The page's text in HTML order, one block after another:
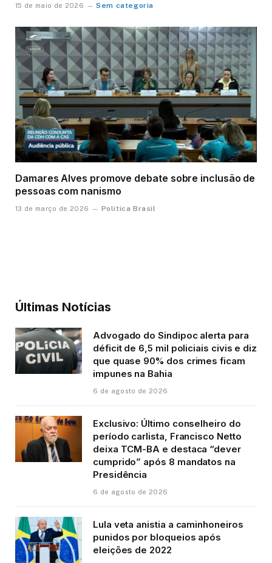
15 de maio de 2026 Sem categoria
Damares Alves promove debate sobre inclusão de
pessoas com nanismo
13 de março de 2026 Política Brasil
Últimas Notícias
Advogado do Sindipoc alerta para
déficit de 6,5 mil policiais civis e diz
que quase 90% dos crimes ficam
impunes na Bahia
6 de agosto de 2026
Exclusivo: Último conselheiro do
período carlista, Francisco Netto
deixa TCM-BA e destaca “dever
cumprido” após 8 mandatos na
Presidência
6 de agosto de 2026
Lula veta anistia a caminhoneiros
punidos por bloqueios após
eleições de 2022